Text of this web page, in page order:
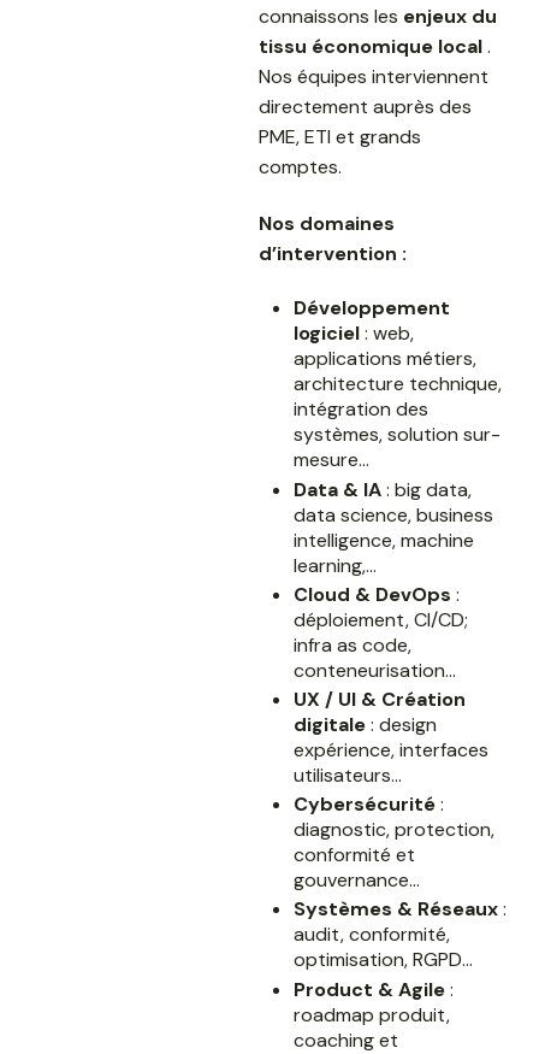
connaissons les enjeux du
tissu économique local.
Nos équipes interviennent
directement auprès des
PME, ETI et grands
comptes.
Nos domaines
d’intervention :
Développement
logiciel: web,
applications métiers,
architecture technique,
intégration des
systèmes, solution sur-
mesure…
Data & IA: big data,
data science, business
intelligence, machine
learning,…
Cloud & DevOps :
déploiement, CI/CD;
infra as code,
conteneurisation…
UX / UI & Création
digitale: design
expérience, interfaces
utilisateurs…
Cybersécurité:
diagnostic, protection,
conformité et
gouvernance…
Systèmes & Réseaux:
audit, conformité,
optimisation, RGPD…
Product & Agile:
roadmap produit,
coaching et